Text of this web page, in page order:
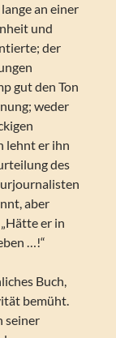
an einer
und
der
gut den Ton
weder
lehnt er ihn
des
aber
er in
…!“
Buch,
bemüht.
seiner